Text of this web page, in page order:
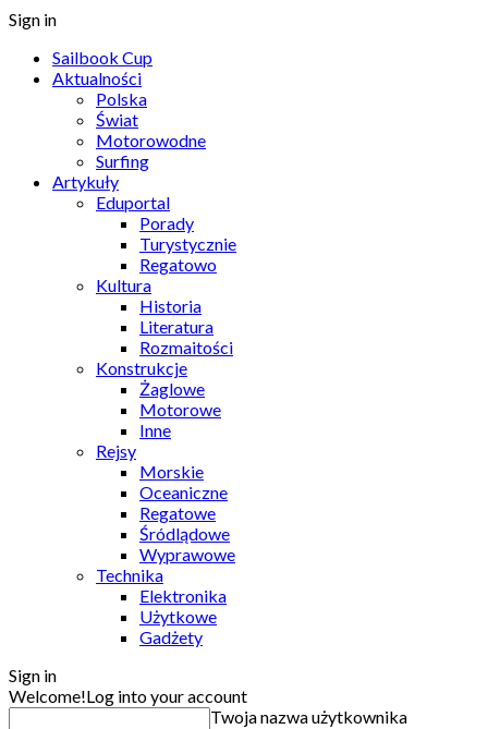
Sign in
Sailbook Cup
Aktualności
Polska
Świat
Motorowodne
Surfing
Artykuły
Eduportal
Porady
Turystycznie
Regatowo
Kultura
Historia
Literatura
Rozmaitości
Konstrukcje
Żaglowe
Motorowe
Inne
Rejsy
Morskie
Oceaniczne
Regatowe
Śródlądowe
Wyprawowe
Technika
Elektronika
Użytkowe
Gadżety
Sign in
Welcome!Log into your account
Twoja nazwa użytkownika